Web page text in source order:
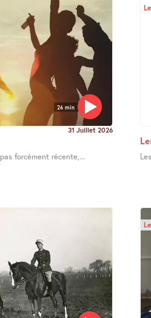
26 min
31 Juillet 2026
forcément récente,...